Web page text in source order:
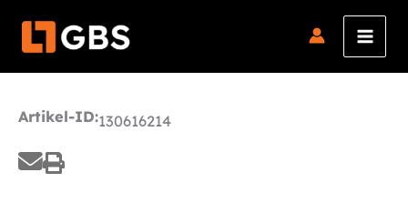
Inhalt
Artikel-ID:130616214